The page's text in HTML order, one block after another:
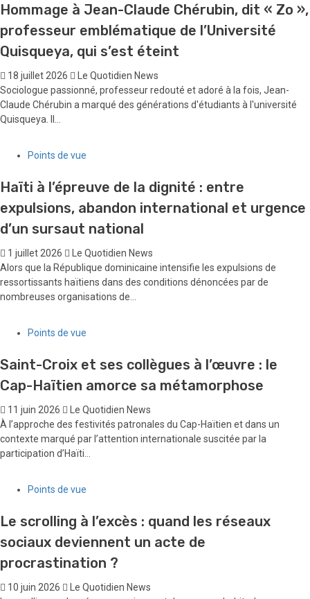
Hommage à Jean-Claude Chérubin, dit « Zo »,
professeur emblématique de l’Université
Quisqueya, qui s’est éteint
18 juillet 2026
Le Quotidien News
Sociologue passionné, professeur redouté et adoré à la fois, Jean-
Claude Chérubin a marqué des générations d'étudiants à l'université
Quisqueya. Il...
Points de vue
Haïti à l’épreuve de la dignité : entre
expulsions, abandon international et urgence
d’un sursaut national
1 juillet 2026
Le Quotidien News
Alors que la République dominicaine intensifie les expulsions de
ressortissants haïtiens dans des conditions dénoncées par de
nombreuses organisations de...
Points de vue
Saint-Croix et ses collègues à l’œuvre : le
Cap-Haïtien amorce sa métamorphose
11 juin 2026
Le Quotidien News
À l’approche des festivités patronales du Cap-Haïtien et dans un
contexte marqué par l’attention internationale suscitée par la
participation d’Haïti...
Points de vue
Le scrolling à l’excès : quand les réseaux
sociaux deviennent un acte de
procrastination ?
10 juin 2026
Le Quotidien News